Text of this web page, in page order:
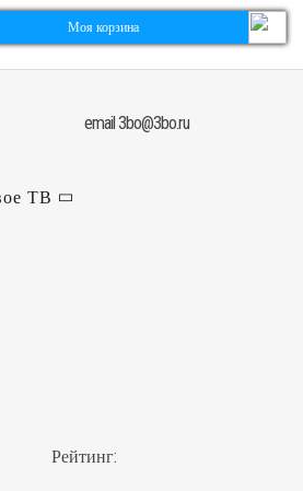
Моя корзина
email 3bo@3bo.ru
ТВ
Рейтинг: